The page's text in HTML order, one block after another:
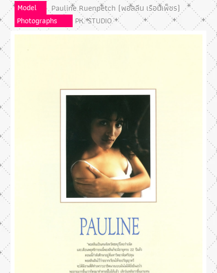
Model Pauline Ruenpetch (พอลลีน เรือนเพ็ชร)
Photographs PK. STUDIO